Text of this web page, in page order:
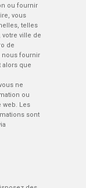
ou fournir
vous
telles
ville de
de
nous fournir
alors que
ne
ou
web. Les
sont